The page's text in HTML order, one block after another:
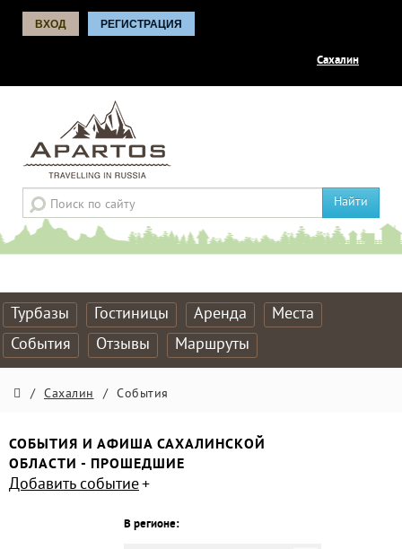
ВХОД РЕГИСТРАЦИЯ
Сахалин
Найти
Турбазы Гостиницы Аренда
Места
События
Отзывы Маршруты
/ Сахалин / События
СОБЫТИЯ И АФИША САХАЛИНСКОЙ
ОБЛАСТИ - ПРОШЕДШИЕ
Добавить событие
В регионе: